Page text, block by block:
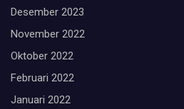
Desember 2023
November 2022
Oktober 2022
Februari 2022
Januari 2022